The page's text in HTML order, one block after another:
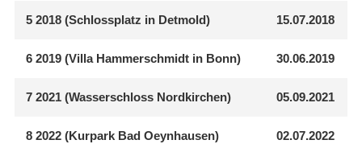
5 2018 (Schlossplatz in Detmold) 15.07.2018
6 2019 (Villa Hammerschmidt in Bonn) 30.06.2019
7 2021 (Wasserschloss Nordkirchen) 05.09.2021
8 2022 (Kurpark Bad Oeynhausen) 02.07.2022